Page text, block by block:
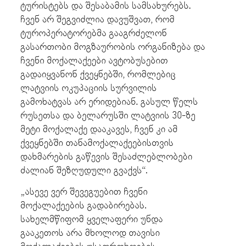
ტურისტებს და შესაბამის სამსახურებს.
ჩვენ არ შეგვიძლია დავუშვათ, რომ
ტუროპერატორებმა გააგრძელონ
გასართობი მოგზაურობის ორგანიზება და
ჩვენი მოქალაქეები ავტობუსებით
გადაიყვანონ ქვეყნებში, რომლებიც
ლატვიის ოკუპაციის სურვილის
გამოხატვას არ ერიდებიან. გასულ წელს
რუსეთსა და ბელარუსში ლატვიის 30-ზე
მეტი მოქალაქე დააკავეს, ჩვენ კი ამ
ქვეყნებში თანამოქალაქეებისთვის
დახმარების გაწევის შესაძლებლობები
ძალიან შეზღუდული გვაქვს“.
„ასევე ვერ შევეგუებით ჩვენი
მოქალაქეების გადაბირებას.
სახელმწიფომ ყველაფერი უნდა
გააკეთოს არა მხოლოდ თავისი